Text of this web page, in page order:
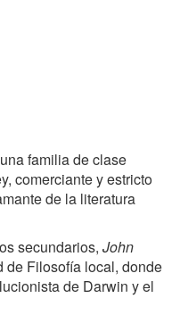
familia de clase
comerciante y estricto
de la literatura
secundarios, John
Filosofía local, donde
de Darwin y el